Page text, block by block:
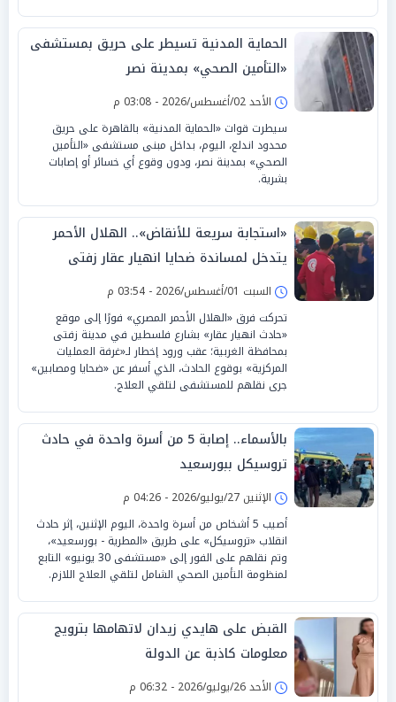
الحماية المدنية تسيطر على حريق بمستشفى
«التأمين الصحي» بمدينة نصر
الأحد 02/أغسطس/2026 - 03:08 م
سيطرت قوات «الحماية المدنية» بالقاهرة على حريق
محدود اندلع، اليوم، بداخل مبنى مستشفى «التأمين
الصحي» بمدينة نصر، ودون وقوع أي خسائر أو إصابات
بشرية.
«استجابة سريعة للأنقاض».. الهلال الأحمر
يتدخل لمساندة ضحايا انهيار عقار زفتى
السبت 01/أغسطس/2026 - 03:54 م
تحركت فرق «الهلال الأحمر المصري» فورًا إلى موقع
«حادث انهيار عقار» بشارع فلسطين في مدينة زفتى
بمحافظة الغربية؛ عقب ورود إخطار لـ«غرفة العمليات
المركزية» بوقوع الحادث، الذي أسفر عن «ضحايا ومصابين»
جرى نقلهم للمستشفى لتلقي العلاج.
بالأسماء.. إصابة 5 من أسرة واحدة في حادث
تروسيكل ببورسعيد
الإثنين 27/يوليو/2026 - 04:26 م
أصيب 5 أشخاص من أسرة واحدة، اليوم الإثنين، إثر حادث
انقلاب «تروسيكل» على طريق «المطرية - بورسعيد»،
وتم نقلهم على الفور إلى «مستشفى 30 يونيو» التابع
لمنظومة التأمين الصحي الشامل لتلقي العلاج اللازم.
القبض على هايدي زيدان لاتهامها بترويج
معلومات كاذبة عن الدولة
الأحد 26/يوليو/2026 - 06:32 م